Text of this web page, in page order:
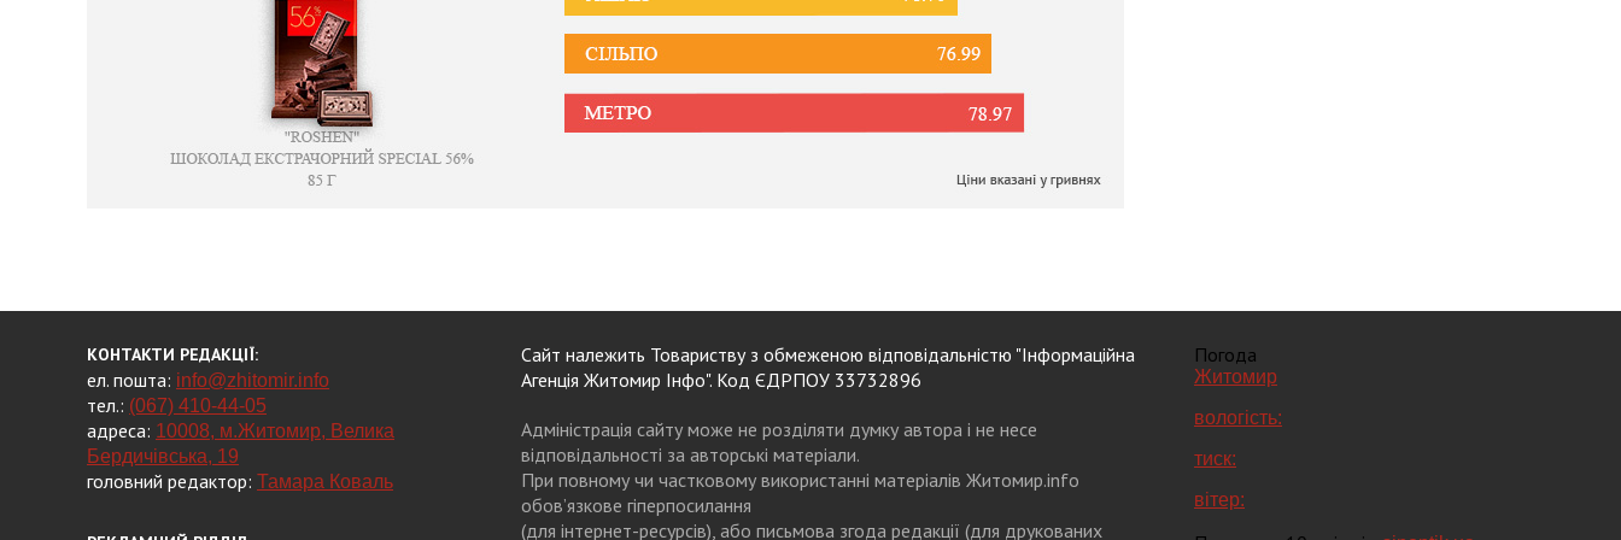
КОНТАКТИ РЕДАКЦІЇ:
ел. пошта: info@zhitomir.info
тел.: (067) 410-44-05
адреса: 10008, м.Житомир, Велика
Бердичівська, 19
головний редактор: Тамара Коваль
Сайт належить Товариству з обмеженою відповідальністю "Інформаційна
Агенція Житомир Інфо". Код ЄДРПОУ 33732896
Адміністрація сайту може не розділяти думку автора і не несе
відповідальності за авторські матеріали.
При повному чи частковому використанні матеріалів Житомир.info
обов’язкове гіперпосилання
(для інтернет-ресурсів), або письмова згода редакції (для друкованих
Погода
Житомир
вологість:
тиск:
вітер: